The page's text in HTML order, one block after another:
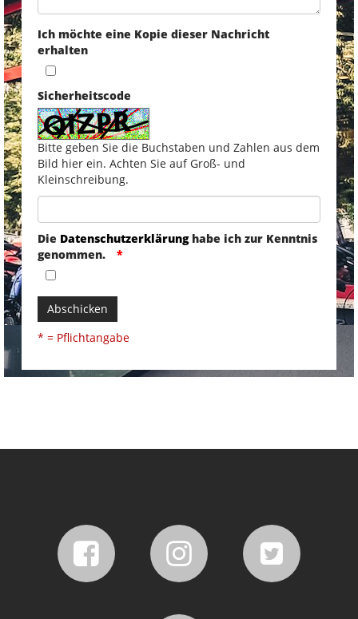
Ich möchte eine Kopie dieser Nachricht
erhalten
Sicherheitscode
Bitte geben Sie die Buchstaben und Zahlen aus dem
Bild hier ein. Achten Sie auf Groß- und
Kleinschreibung.
Die Datenschutzerklärunghabe ich zur Kenntnis
genommen.
Abschicken
* = Pflichtangabe